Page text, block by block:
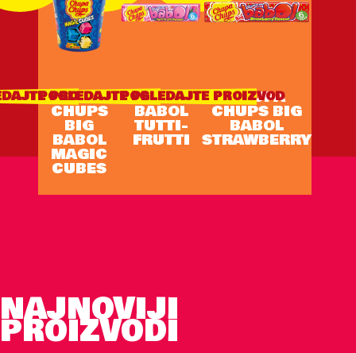
CHUPA
CHUPS
BIG
BABOL
MAGIC
CUBES
PROIZVOD BIG
BABOL
TUTTI-
FRUTTI
POGLEDAJTE PROIZVOD CHUPA
CHUPS BIG
BABOL
STRAWBERRY
POGLEDAJTE PROIZVOD
NAJNOVIJI
PROIZVODI